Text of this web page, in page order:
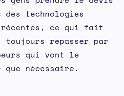
des technologies
récentes, ce qui fait
repasser par
qui vont le
nécessaire.